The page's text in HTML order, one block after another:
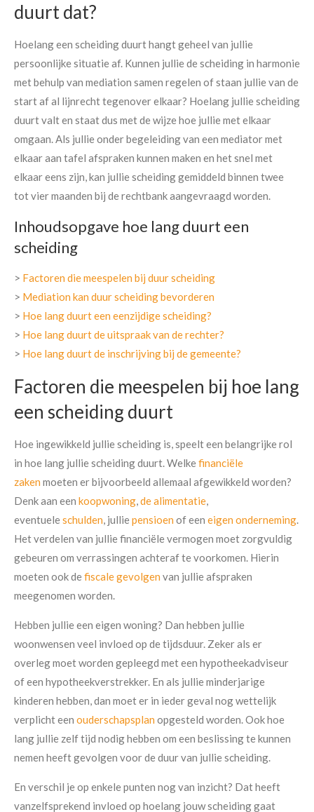
duurt dat?
Hoelang een scheiding duurt hangt geheel van jullie
persoonlijke situatie af. Kunnen jullie de scheiding in harmonie
met behulp van mediation samen regelen of staan jullie van de
start af al lijnrecht tegenover elkaar? Hoelang julliescheiding
duurt valt en staat dus met de wijze hoe jullie met elkaar
omgaan. Als jullie onder begeleiding van een mediator met
elkaar aan tafel afspraken kunnen maken en het snel met
elkaar eens zijn, kan jullie scheiding gemiddeld binnen twee
tot vier maanden bij de rechtbank aangevraagd worden.
Inhoudsopgave hoe lang duurt een
scheiding
> Factoren die meespelen bij duur scheiding
> Mediation kan duur scheiding bevorderen
> Hoe lang duurt een eenzijdige scheiding?
> Hoe lang duurt de uitspraak van de rechter?
> Hoe lang duurt de inschrijving bij de gemeente?
Factoren die meespelen bij hoe lang
een scheiding duurt
Hoe ingewikkeld jullie scheiding is, speelt een belangrijke rol
in hoe lang jullie scheiding duurt. Welkefinanciële
zaken moeten er bijvoorbeeld allemaal afgewikkeld worden?
Denk aan een koopwoning,de alimentatie,
eventueleschulden, julliepensioen of een eigen onderneming.
Het verdelen van jullie financiële vermogen moet zorgvuldig
gebeuren om verrassingen achteraf te voorkomen. Hierin
moeten ook defiscale gevolgen van jullie afspraken
meegenomen worden.
Hebben jullie een eigen woning? Dan hebben jullie
woonwensen veel invloed op de tijdsduur. Zeker als er
overleg moet worden gepleegd met een hypotheekadviseur
of een hypotheekverstrekker. En als jullie minderjarige
kinderen hebben, dan moet er in ieder geval nog wettelijk
verplicht een ouderschapsplan opgesteld worden. Ook hoe
lang jullie zelf tijd nodig hebben om een beslissing te kunnen
nemen heeft gevolgen voor de duur van jullie scheiding.
En verschil je op enkele punten nog van inzicht? Dat heeft
vanzelfsprekend invloed op hoelang jouw scheiding gaat